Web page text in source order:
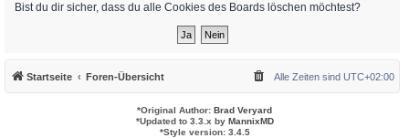
Bist du dir sicher, dass du alle Cookies des Boards löschen möchtest?
Startseite Foren-Übersicht Alle Zeiten sind UTC+02:00
*Original Author: Brad Veryard
*Updated to 3.3.x by MannixMD
*Style version: 3.4.5